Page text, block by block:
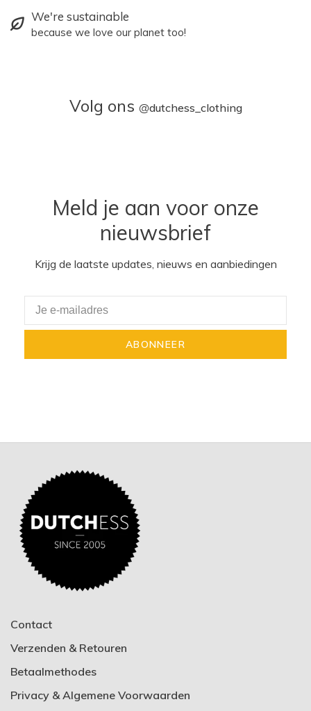
We're sustainable
because we love our planet too!
Volg ons @dutchess_clothing
Meld je aan voor onze
nieuwsbrief
Krijg de laatste updates, nieuws en aanbiedingen
ABONNEER
Contact
Verzenden & Retouren
Betaalmethodes
Privacy & Algemene Voorwaarden